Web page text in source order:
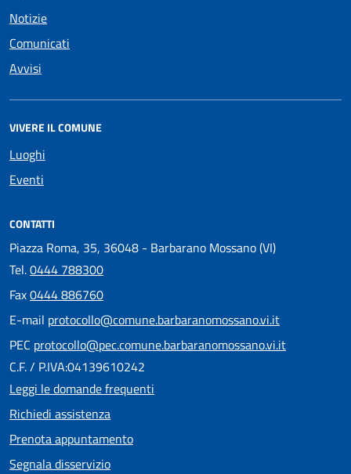
Notizie
Comunicati
Avvisi
VIVERE IL COMUNE
Luoghi
Eventi
CONTATTI
Piazza Roma, 35, 36048 - Barbarano Mossano (VI)
Tel.0444 788300
Fax0444 886760
E-mail protocollo@comune.barbaranomossano.vi.it
PEC protocollo@pec.comune.barbaranomossano.vi.it
C.F. / P.IVA:04139610242
Leggi le domande frequenti
Richiedi assistenza
Prenota appuntamento
Segnala disservizio